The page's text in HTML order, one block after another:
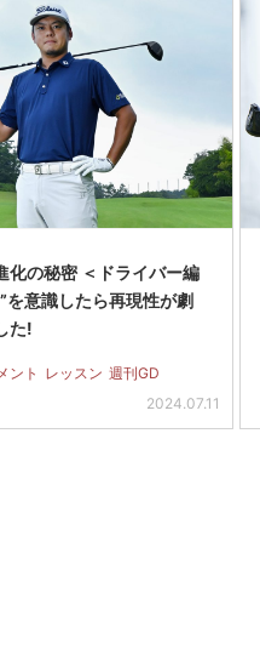
化の秘密 ＜ドライバー編
を意識したら再現性が劇
た!
ント レッスン 週刊GD
2024.07.11